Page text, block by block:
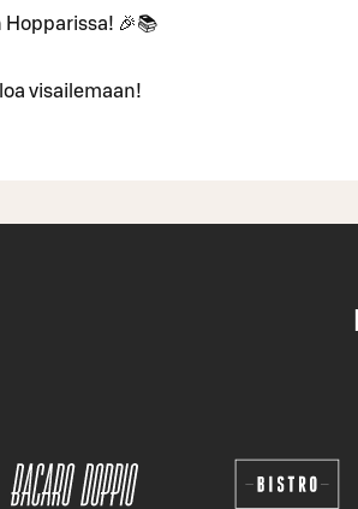
Hopparissa! 🎉📚
visailemaan!